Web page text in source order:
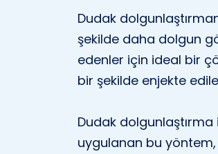
Dudak
şekilde daha dolgun
edenler için ideal bir
bir şekilde enjekte
Dudak dolgunlaştırma
uygulanan bu